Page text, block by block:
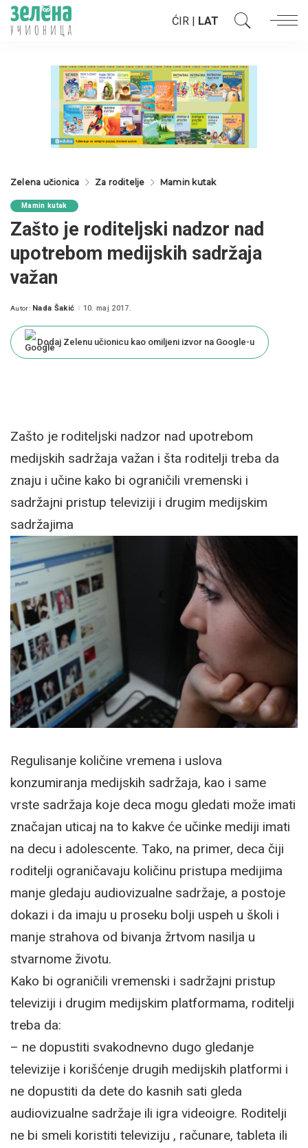
ĆIR | LAT
Zelena učionica Za roditelje Mamin kutak
Mamin kutak
Zašto je roditeljski nadzor nad
upotrebom medijskih sadržaja
važan
Posted
Autor: Nada Šakić 10. maj 2017.
Dodaj Zelenu učionicu kao omiljeni izvor na Google-u
Zašto je roditeljski nadzor nad upotrebom
medijskih sadržaja važan i šta roditelji treba da
znaju i učine kako bi ograničili vremenski i
sadržajni pristup televiziji i drugim medijskim
sadržajima
Regulisanje količine vremena i uslova
konzumiranja medijskih sadržaja, kao i same
vrste sadržaja koje deca mogu gledati može imati
značajan uticaj na to kakve će učinke mediji imati
na decu i adolescente. Tako, na primer, deca čiji
roditelji ograničavaju količinu pristupa medijima
manje gledaju audiovizualne sadržaje, a postoje
dokazi i da imaju u proseku bolji uspeh u školi i
manje strahova od bivanja žrtvom nasilja u
stvarnome životu.
Kako bi ograničili vremenski i sadržajni pristup
televiziji i drugim medijskim platformama, roditelji
treba da:
– ne dopustiti svakodnevno dugo gledanje
televizije i korišćenje drugih medijskih platformi i
ne dopustiti da dete do kasnih sati gleda
audiovizualne sadržaje ili igra videoigre. Roditelji
ne bi smeli koristiti televiziju , računare, tableta ili